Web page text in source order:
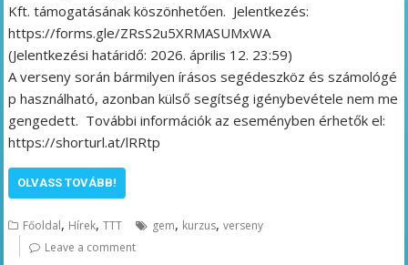
Kft. támogatásának köszönhetően. Jelentkezés:
https://forms.gle/ZRsS2u5XRMASUMxWA
(Jelentkezési határidő: 2026. április 12. 23:59)
A verseny során bármilyen írásos segédeszköz és számológé
p használható, azonban külső segítség igénybevétele nem me
gengedett. További információk az eseményben érhetők el:
https://shorturl.at/lRRtp
OLVASS TOVÁBB!
Főoldal, Hírek,TTT gem, kurzus,verseny
Leave a comment